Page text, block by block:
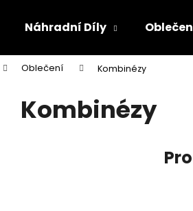
Náhradní Díly
Oblečení Kombinézy
Kombinézy
Co potřebujete